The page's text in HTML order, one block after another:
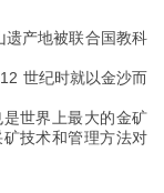
遗产地被联合国教科
世纪时就以金沙而
世界上最大的金矿
技术和管理方法对